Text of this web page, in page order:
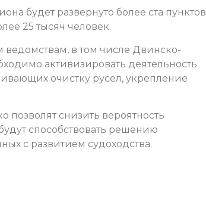
будет развернуто более ста пунктов
25 тысяч человек.
в том числе Двинско-
активизировать деятельность
очистку русел, укрепление
позволят снизить вероятность
способствовать решению
с развитием судоходства.